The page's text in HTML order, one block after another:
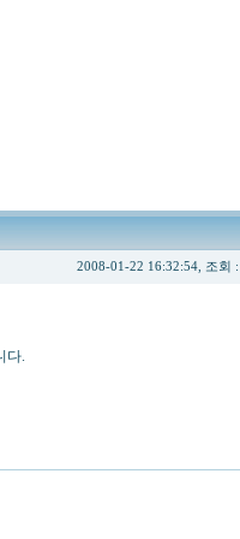
2008-01-22 16:32:54, 조회 :
다.